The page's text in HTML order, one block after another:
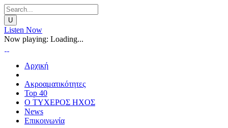
Listen Now
Now playing: Loading...
Αρχική
Ακροαματικότητες
Top 40
Ο ΤΥΧΕΡΟΣ ΗΧΟΣ
News
Επικοινωνία